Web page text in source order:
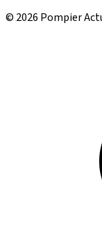
© 2026 Pompier